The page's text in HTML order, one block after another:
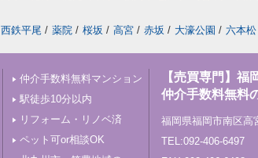
西鉄平尾 / 薬院 / 桜坂 / 高宮 / 赤坂 / 大濠公園 / 六本松
仲介手数料無料マンション
駅徒歩10分以内
リフォーム・リノベ済
ペット可or相談OK
【売買専門】福
仲介手数料無料
福岡県福岡市南区高
TEL:092-406-6497